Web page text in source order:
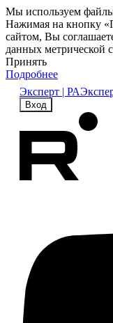
Мы используем
Нажимая на кнопку
сайтом, Вы
данных метрической
Принять
Подробнее
Эксперт | РА
Вход